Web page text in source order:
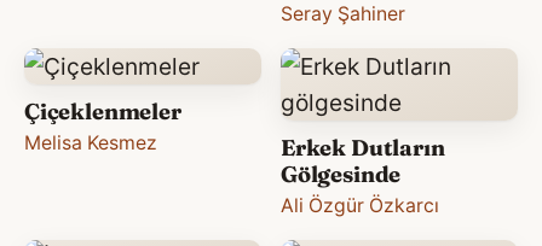
Seray Şahiner
Çiçeklenmeler
Melisa Kesmez
Erkek Dutların
Gölgesinde
Ali Özgür Özkarcı